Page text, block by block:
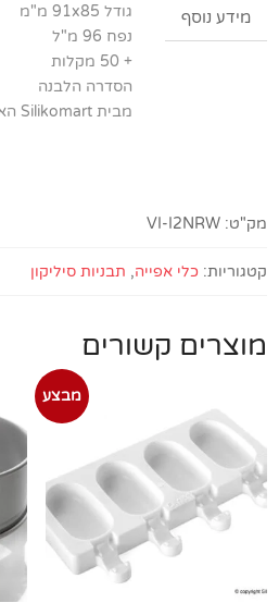
ארטיק
לב
מידע נוסף
גודל 91x85 מ"מ
נפח 96 מ"ל
+ 50 מקלות
הסדרה הלבנה
מבית Silikomart האיטלקית
מק"ט:VI-I2NRW
קטגוריות:כלי אפייה, תבניות סיליקון
מוצרים קשורים
מבצע